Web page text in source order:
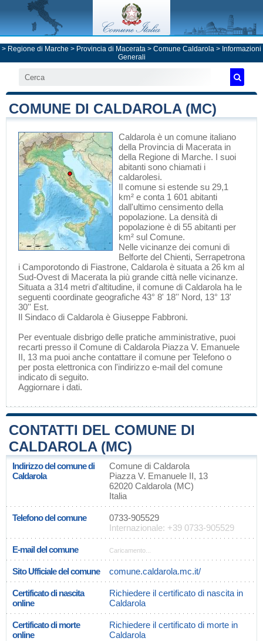
> Regione di Marche > Provincia di Macerata > Comune Caldarola > Informazioni
Generali
COMUNE DI CALDAROLA (MC)
Caldarola è un comune italiano
della Provincia di Macerata in
della Regione di Marche. I suoi
abitanti sono chiamati i
caldarolesi.
Il comune si estende su 29,1
km² e conta 1 601 abitanti
dall'ultimo censimento della
popolazione. La densità di
popolazione è di 55 abitanti per
km² sul Comune.
Nelle vicinanze dei comuni di
Belforte del Chienti, Serrapetrona
i Camporotondo di Fiastrone, Caldarola è situata a 26 km al
Sud-Ovest di Macerata la più grande città nelle vicinanze.
Situata a 314 metri d'altitudine, il comune di Caldarola ha le
seguenti coordinate geografiche 43° 8' 18'' Nord, 13° 13'
30'' Est.
Il Sindaco di Caldarola è Giuseppe Fabbroni.
Per eventuale disbrigo delle pratiche amministrative, puoi
recarti presso il Comune di Caldarola Piazza V. Emanuele
II, 13 ma puoi anche contattare il comune per Telefono o
per posta elettronica con l'indirizzo e-mail del comune
indicato di seguito.
Aggiornare i dati.
CONTATTI DEL COMUNE DI
CALDAROLA (MC)
Indirizzo del comune di
Caldarola
Comune di Caldarola
Piazza V. Emanuele II, 13
62020 Caldarola (MC)
Italia
Telefono del comune
0733-905529
Internazionale: +39 0733-905529
E-mail del comune Caricamento...
Sito Ufficiale del comune comune.caldarola.mc.it/
Certificato di nascita
online
Richiedere il certificato di nascita in
Caldarola
Certificato di morte
online
Richiedere il certificato di morte in
Caldarola